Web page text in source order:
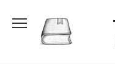
содержанию